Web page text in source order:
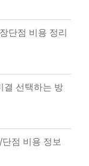
단점 비용 정리
결 선택하는 방
점 비용 정보